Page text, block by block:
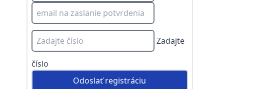
Zadajte
číslo
Odoslať registráciu